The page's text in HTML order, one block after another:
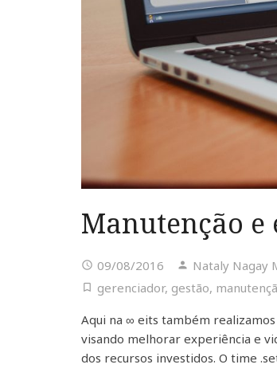
Manutenção e
09/08/2016 Nataly Nagay
gerenciador, gestão,
Aqui na ∞ eits também
visando melhorar experiência e
dos recursos investidos. O time